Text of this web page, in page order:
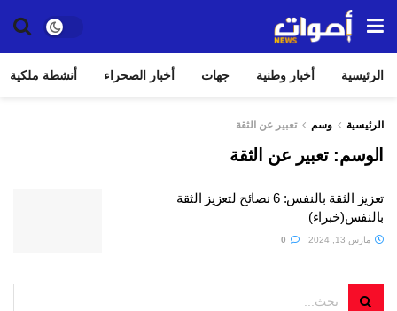
الرئيسية أخبار وطنية جهات أخبار الصحراء أنشطة ملكية
الرئيسية وسم تعبير عن الثقة
الوسم:تعبير عن الثقة
تعزيز الثقة بالنفس: 6 نصائح لتعزيز الثقة
بالنفس(خبراء)
مارس 13, 2024